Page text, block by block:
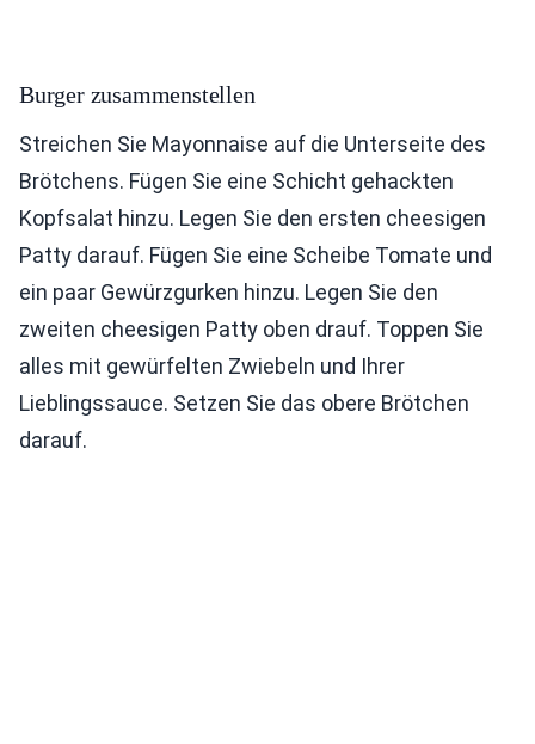
Burger zusammenstellen
Streichen Sie Mayonnaise auf die Unterseite des
Brötchens. Fügen Sie eine Schicht gehackten
Kopfsalat hinzu. Legen Sie den ersten cheesigen
Patty darauf. Fügen Sie eine Scheibe Tomate und
ein paar Gewürzgurken hinzu. Legen Sie den
zweiten cheesigen Patty oben drauf. Toppen Sie
alles mit gewürfelten Zwiebeln und Ihrer
Lieblingssauce. Setzen Sie das obere Brötchen
darauf.